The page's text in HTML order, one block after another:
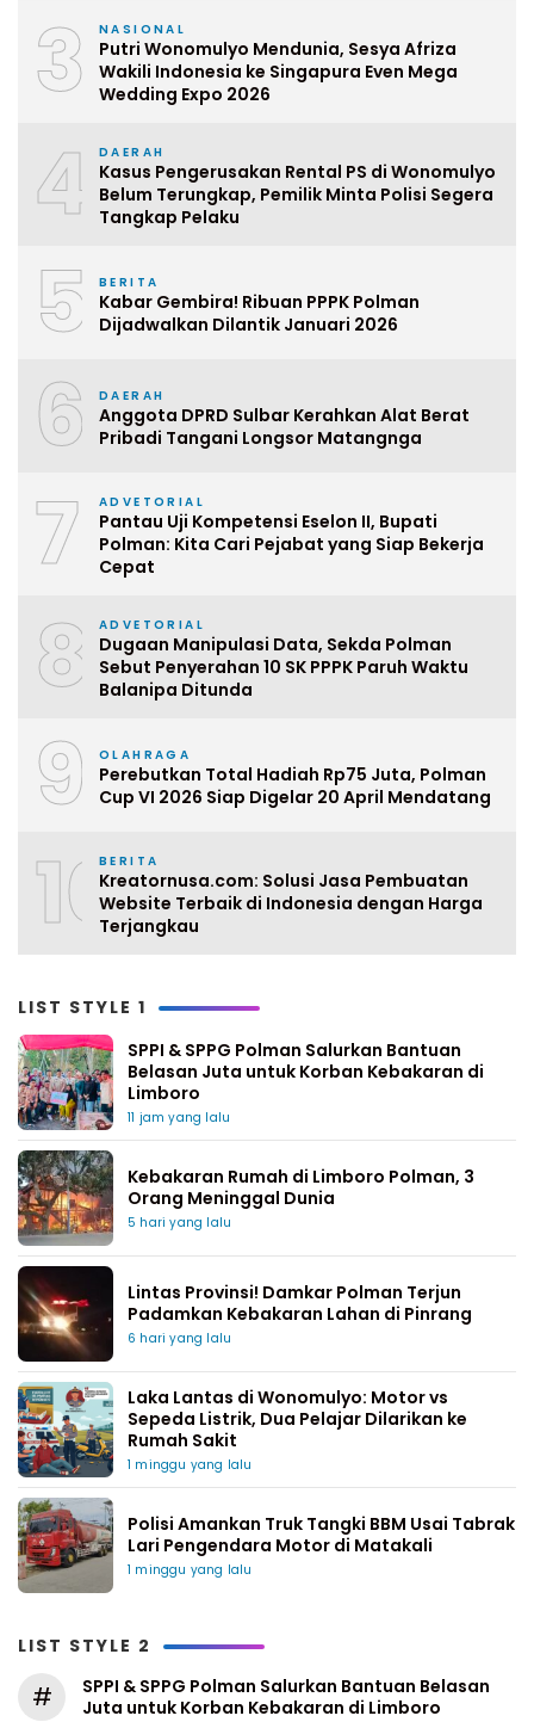
3 NASIONAL
Putri Wonomulyo Mendunia, Sesya Afriza
Wakili Indonesia ke Singapura Even Mega
Wedding Expo 2026
4 DAERAH
Kasus Pengerusakan Rental PS di Wonomulyo
Belum Terungkap, Pemilik Minta Polisi Segera
Tangkap Pelaku
5 BERITA
Kabar Gembira! Ribuan PPPK Polman
Dijadwalkan Dilantik Januari 2026
6 DAERAH
Anggota DPRD Sulbar Kerahkan Alat Berat
Pribadi Tangani Longsor Matangnga
7 ADVETORIAL
Pantau Uji Kompetensi Eselon II, Bupati
Polman: Kita Cari Pejabat yang Siap Bekerja
Cepat
8 ADVETORIAL
Dugaan Manipulasi Data, Sekda Polman
Sebut Penyerahan 10 SK PPPK Paruh Waktu
Balanipa Ditunda
9 OLAHRAGA
Perebutkan Total Hadiah Rp75 Juta, Polman
Cup VI 2026 Siap Digelar 20 April Mendatang
10BERITA
Kreatornusa.com: Solusi Jasa Pembuatan
Website Terbaik di Indonesia dengan Harga
Terjangkau
LIST STYLE 1
SPPI & SPPG Polman Salurkan Bantuan
Belasan Juta untuk Korban Kebakaran di
Limboro
11 jam yang lalu
Kebakaran Rumah di Limboro Polman, 3
Orang Meninggal Dunia
5 hari yang lalu
Lintas Provinsi! Damkar Polman Terjun
Padamkan Kebakaran Lahan di Pinrang
6 hari yang lalu
Laka Lantas di Wonomulyo: Motor vs
Sepeda Listrik, Dua Pelajar Dilarikan ke
Rumah Sakit
1 minggu yang lalu
Polisi Amankan Truk Tangki BBM Usai Tabrak
Lari Pengendara Motor di Matakali
1 minggu yang lalu
LIST STYLE 2
#
SPPI & SPPG Polman Salurkan Bantuan Belasan
Juta untuk Korban Kebakaran di Limboro